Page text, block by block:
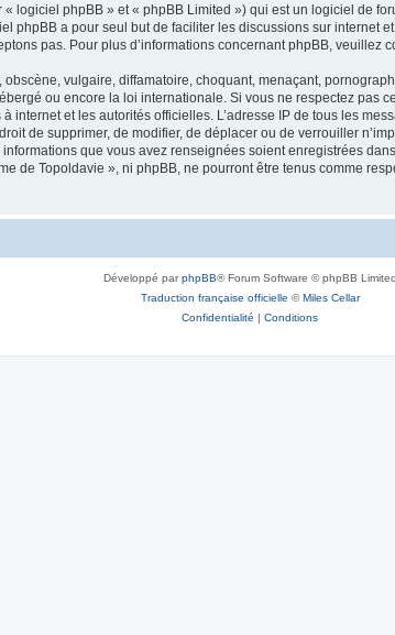
logiciel phpBB » et « phpBB Limited ») qui est un logiciel de
phpBB a pour seul but de faciliter les discussions sur internet
pas. Pour plus d’informations concernant phpBB, veuillez
vulgaire, diffamatoire, choquant, menaçant,
ou encore la loi internationale. Si vous ne respectez pas
internet et les autorités officielles. L’adresse IP de tous les
de supprimer, de modifier, de déplacer ou de verrouiller
que vous avez renseignées soient enregistrées
de Topoldavie », ni phpBB, ne pourront être tenus comme
Développé parphpBB® Forum Software © phpBB Limited
Traduction française officielle ©Miles Cellar
Confidentialité | Conditions